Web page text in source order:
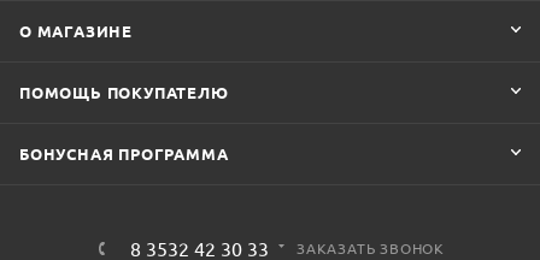
О МАГАЗИНЕ
ПОМОЩЬ ПОКУПАТЕЛЮ
БОНУСНАЯ ПРОГРАММА
8 3532 42 30 33 ЗАКАЗАТЬ ЗВОНОК